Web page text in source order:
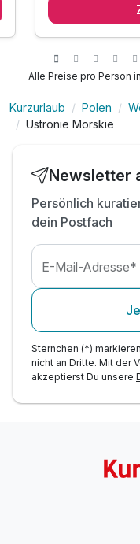
1 x reichhaltiges
Trockensauna
-
- Aroma, -
inkl.
WLAN
Generation,
Alle Preise pro Person
Kurzurlaub Polen
Ustronie Morskie
Newsletter
Persönlich
dein Postfach
E-Mail-Adresse*
Sternchen (*)
nicht an Dritte. Mit der
akzeptierst Du unsere